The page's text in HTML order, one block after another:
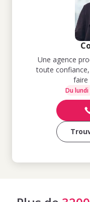
Une agence
toute
faire
Du lundi